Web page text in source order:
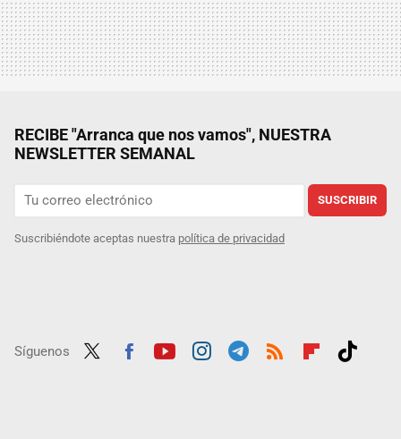
RECIBE "Arranca que nos vamos", NUESTRA
NEWSLETTER SEMANAL
SUSCRIBIR
Suscribiéndote aceptas nuestra política de privacidad
Síguenos